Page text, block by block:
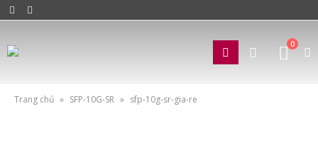
0
Trang chủ » SFP-10G-SR » sfp-10g-sr-gia-re